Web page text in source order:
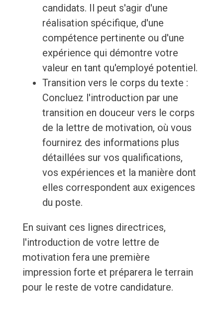
candidats. Il peut s'agir d'une
réalisation spécifique, d'une
compétence pertinente ou d'une
expérience qui démontre votre
valeur en tant qu'employé potentiel.
Transition vers le corps du texte :
Concluez l'introduction par une
transition en douceur vers le corps
de la lettre de motivation, où vous
fournirez des informations plus
détaillées sur vos qualifications,
vos expériences et la manière dont
elles correspondent aux exigences
du poste.
En suivant ces lignes directrices,
l'introduction de votre lettre de
motivation fera une première
impression forte et préparera le terrain
pour le reste de votre candidature.